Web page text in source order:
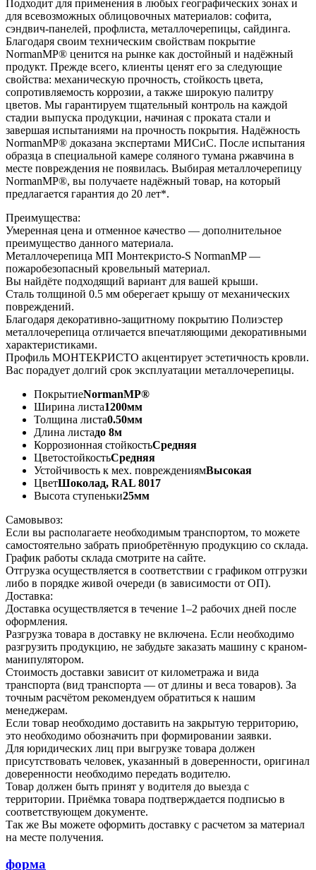
Подходит для применения в любых географических зонах и
для всевозможных облицовочных материалов: софита,
сэндвич-панелей, профлиста, металлочерепицы, сайдинга.
Благодаря своим техническим свойствам покрытие
NormanMP® ценится на рынке как достойный и надёжный
продукт. Прежде всего, клиенты ценят его за следующие
свойства: механическую прочность, стойкость цвета,
сопротивляемость коррозии, а также широкую палитру
цветов. Мы гарантируем тщательный контроль на каждой
стадии выпуска продукции, начиная с проката стали и
завершая испытаниями на прочность покрытия. Надёжность
NormanMP® доказана экспертами МИСиС. После испытания
образца в специальной камере соляного тумана ржавчина в
месте повреждения не появилась. Выбирая металлочерепицу
NormanMP®, вы получаете надёжный товар, на который
предлагается гарантия до 20 лет*.
Преимущества:
Умеренная цена и отменное качество — дополнительное
преимущество данного материала.
Металлочерепица МП Монтекристо-S NormanMP —
пожаробезопасный кровельный материал.
Вы найдёте подходящий вариант для вашей крыши.
Сталь толщиной 0.5 мм оберегает крышу от механических
повреждений.
Благодаря декоративно-защитному покрытию Полиэстер
металлочерепица отличается впечатляющими декоративными
характеристиками.
Профиль МОНТЕКРИСТО акцентирует эстетичность кровли.
Вас порадует долгий срок эксплуатации металлочерепицы.
ПокрытиеNormanMP®
Ширина листа1200мм
Толщина листа0.50мм
Длина листадо 8м
Коррозионная стойкостьСредняя
ЦветостойкостьСредняя
Устойчивость к мех. повреждениямВысокая
ЦветШоколад, RAL 8017
Высота ступеньки25мм
Самовывоз:
Если вы располагаете необходимым транспортом, то можете
самостоятельно забрать приобретённую продукцию со склада.
График работы склада смотрите на сайте.
Отгрузка осуществляется в соответствии с графиком отгрузки
либо в порядке живой очереди (в зависимости от ОП).
Доставка:
Доставка осуществляется в течение 1–2 рабочих дней после
оформления.
Разгрузка товара в доставку не включена. Если необходимо
разгрузить продукцию, не забудьте заказать машину с краном-
манипулятором.
Стоимость доставки зависит от километража и вида
транспорта (вид транспорта — от длины и веса товаров). За
точным расчётом рекомендуем обратиться к нашим
менеджерам.
Если товар необходимо доставить на закрытую территорию,
это необходимо обозначить при формировании заявки.
Для юридических лиц при выгрузке товара должен
присутствовать человек, указанный в доверенности, оригинал
доверенности необходимо передать водителю.
Товар должен быть принят у водителя до выезда с
территории. Приёмка товара подтверждается подписью в
соответствующем документе.
Так же Вы можете оформить доставку с расчетом за материал
на месте получения.
форма